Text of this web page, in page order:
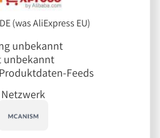
(was AliExpress EU)
unbekannt
unbekannt
Feeds
Netzwerk